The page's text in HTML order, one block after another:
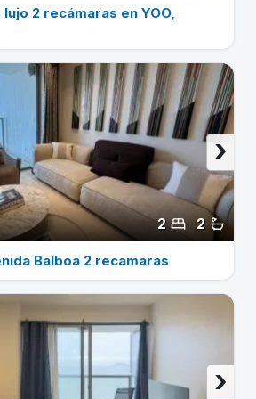
2 recámaras en YOO,
2
2
›
Balboa 2 recamaras
›